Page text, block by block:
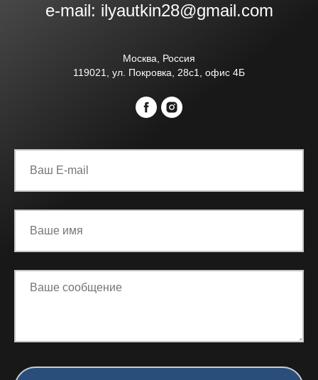
e-mail: ilyautkin28@gmail.com
Москва, Россия
119021, ул. Покровка, 28с1, офис 4Б